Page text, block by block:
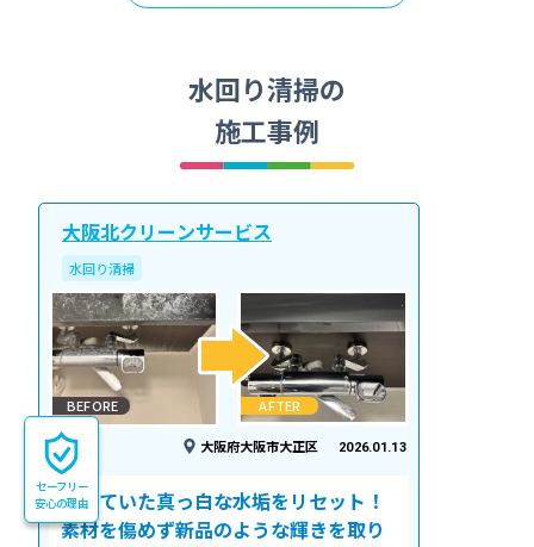
水回り清掃の
施工事例
大阪北クリーンサービス
水回り清掃
BEFORE AFTER
大阪府大阪市大正区 2026.01.13
諦めていた真っ白な水垢をリセット！
素材を傷めず新品のような輝きを取り
セーフリー
安心の理由